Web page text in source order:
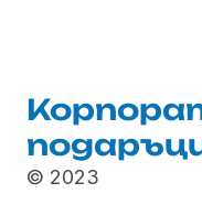
© 2023